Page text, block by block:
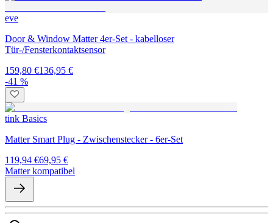
eve
Door & Window Matter 4er-Set - kabelloser
Tür-/Fensterkontaktsensor
159,80 €136,95 €
-41 %
tink Basics
Matter Smart Plug - Zwischenstecker - 6er-Set
119,94 €69,95 €
Matter kompatibel